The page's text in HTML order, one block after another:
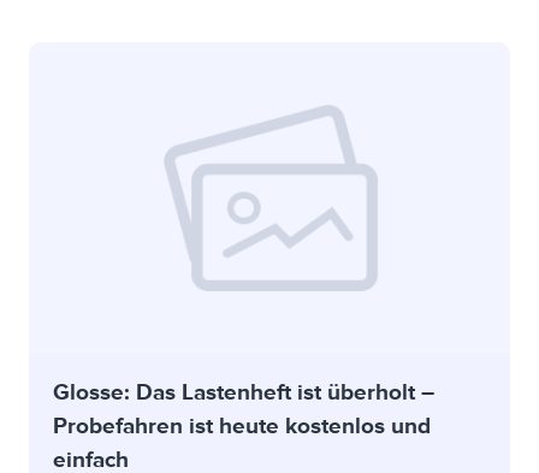
Glosse: Das Lastenheft ist überholt –
Probefahren ist heute kostenlos und
einfach